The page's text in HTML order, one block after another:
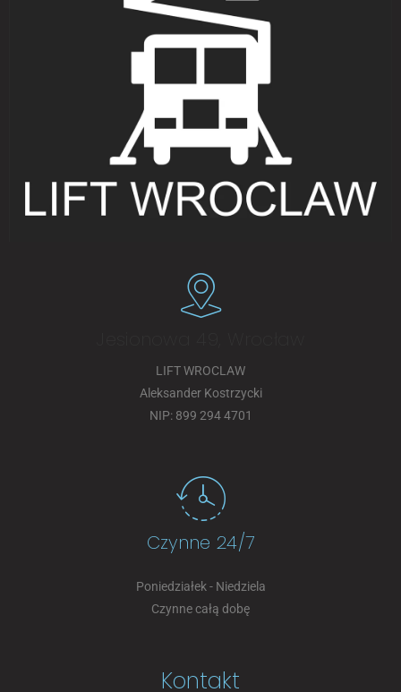
LIFT WROCLAW
Aleksander Kostrzycki
NIP: 899 294 4701
Czynne 24/7
Poniedziałek - Niedziela
Czynne całą dobę
Kontakt